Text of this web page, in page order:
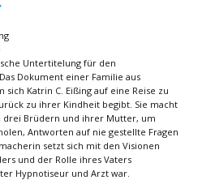
Untertitelung für den
Dokument einer Familie aus
sich Katrin C. Eißing auf eine Reise zu
zu ihrer Kindheit begibt. Sie macht
drei Brüdern und ihrer Mutter, um
Antworten auf nie gestellte Fragen
setzt sich mit den Visionen
und der Rolle ihres Vaters
Hypnotiseur und Arzt war.